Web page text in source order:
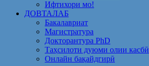
Ифтихори мо!
ДОВТАЛАБ
Бакалавриат
Магистратура
Докторантура PhD
Таҳсилоти дуюми олии касбӣ
Онлайн бақайдгирӣ